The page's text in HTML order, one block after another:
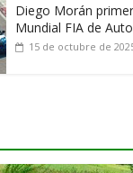
Diego Morán
Mundial FIA de
15 de octubre de